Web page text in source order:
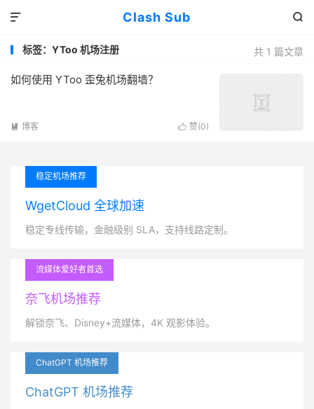
Clash Sub 

共 1 篇文章
标签：YToo 机场注册
如何使用 YToo 歪兔机场翻墙？
 赞(0)
 博客
稳定机场推荐
WgetCloud 全球加速
稳定专线传输，金融级别 SLA，支持线路定制。
流媒体爱好者首选
奈飞机场推荐
解锁奈飞、Disney+流媒体，4K 观影体验。
ChatGPT 机场推荐
ChatGPT 机场推荐